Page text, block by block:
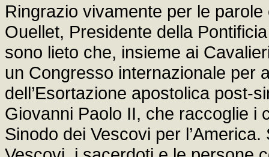
Ringrazio vivamente per le
Ouellet, Presidente della
sono lieto che, insieme ai
un Congresso internazionale per
dell’Esortazione apostolica post-
Giovanni Paolo II, che raccoglie i
Sinodo dei Vescovi per